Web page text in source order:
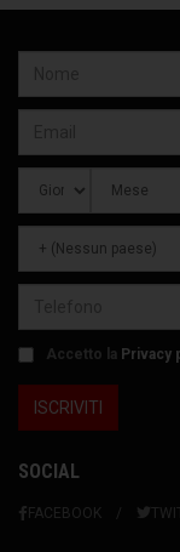
Accetto la Privacy
SOCIAL
FACEBOOK